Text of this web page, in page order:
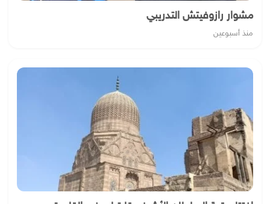
مشوار رازوفيتش التدريبي
منذ أسبوعين